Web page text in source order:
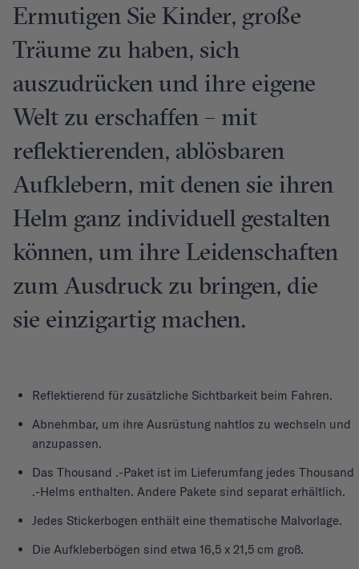
Ermutigen Sie Kinder, große
Träume zu haben, sich
auszudrücken und ihre eigene
Welt zu erschaffen – mit
reflektierenden, ablösbaren
Aufklebern, mit denen sie ihren
Helm ganz individuell gestalten
können, um ihre Leidenschaften
zum Ausdruck zu bringen, die
sie einzigartig machen.
Reflektierend für zusätzliche Sichtbarkeit beim Fahren.
Abnehmbar, um ihre Ausrüstung nahtlos zu wechseln und
anzupassen.
Das Thousand .-Paket ist im Lieferumfang jedes Thousand
.-Helms enthalten. Andere Pakete sind separat erhältlich.
Jedes Stickerbogen enthält eine thematische Malvorlage.
Die Aufkleberbögen sind etwa 16,5 x 21,5 cm groß.